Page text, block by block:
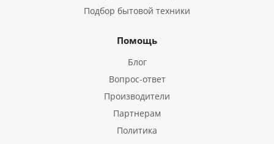
Подбор бытовой техники
Помощь
Блог
Вопрос-ответ
Производители
Партнерам
Политика